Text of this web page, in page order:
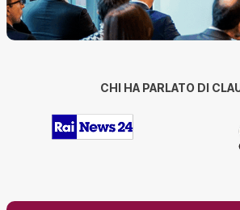
CHI HA PARLATO DI